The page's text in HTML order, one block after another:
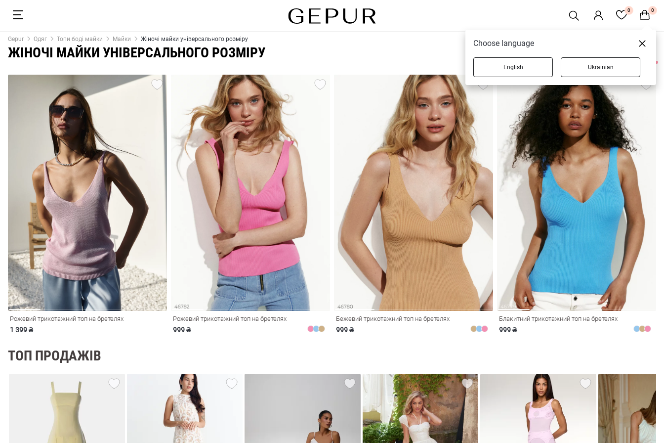
0 0
СарафаниНа
Gepur Одяг Топи боді майки Майки Жіночі майки універсального розміру
ЖІНОЧІ МАЙКИ УНІВЕРСАЛЬНОГО РОЗМІРУ
4 товарів
Рожевий трикотажний топ на бретелях
1 399 ₴
Рожевий трикотажний топ на бретелях
999 ₴
Бежевий трикотажний топ на бретелях
999 ₴
Блакитний трикотажний топ на бретелях
999 ₴
ТОП ПРОДАЖІВ
Choose language
English Ukrainian